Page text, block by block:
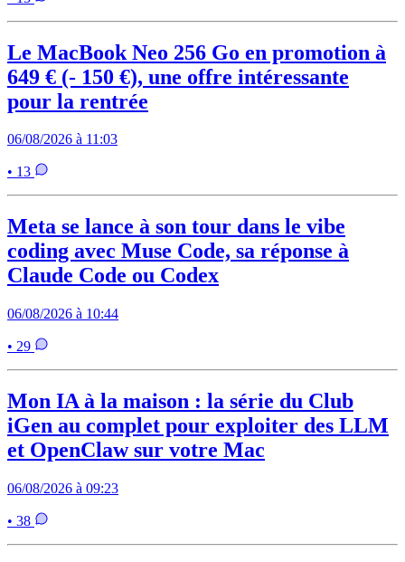
Le MacBook Neo 256 Go en promotion à
649 € (- 150 €), une offre intéressante
pour la rentrée
06/08/2026 à 11:03
• 13
Meta se lance à son tour dans le vibe
coding avec Muse Code, sa réponse à
Claude Code ou Codex
06/08/2026 à 10:44
• 29
Mon IA à la maison : la série du Club
iGen au complet pour exploiter des LLM
et OpenClaw sur votre Mac
06/08/2026 à 09:23
• 38